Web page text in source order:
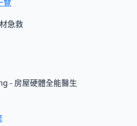
覽
急救
- 房屋硬體全能醫生